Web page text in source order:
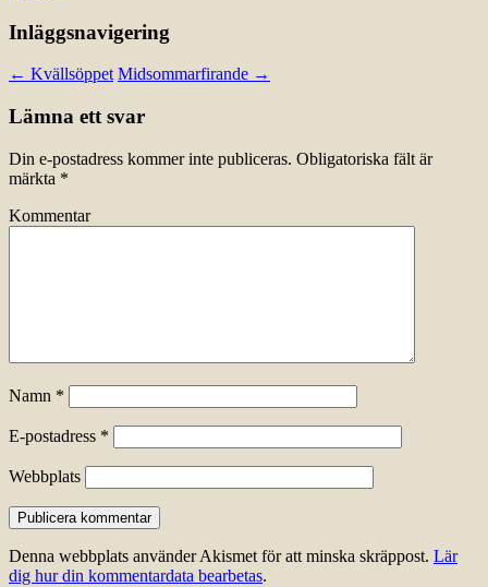
Inläggsnavigering
← Kvällsöppet Midsommarfirande →
Lämna ett svar
Din e-postadress kommer inte publiceras. Obligatoriska fält är
märkta *
Kommentar
Namn *
E-postadress *
Webbplats
Denna webbplats använder Akismet för att minska skräppost. Lär
dig hur din kommentardata bearbetas.